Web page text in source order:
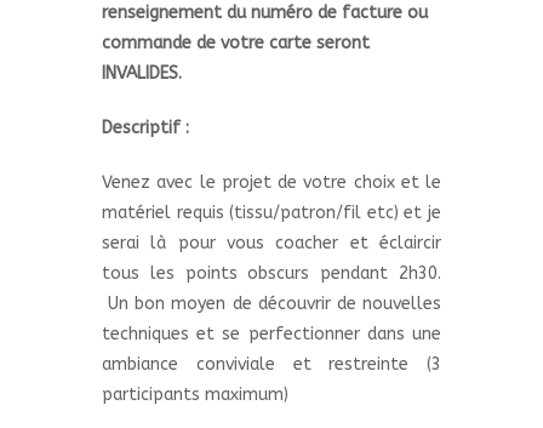
renseignement du numéro de facture ou
commande de votre carte seront
INVALIDES.
Descriptif :
Venez avec le projet de votre choix et le
matériel requis (tissu/patron/fil etc) et je
serai là pour vous coacher et éclaircir
tous les points obscurs pendant 2h30.
Un bon moyen de découvrir de nouvelles
techniques et se perfectionner dans une
ambiance conviviale et restreinte (3
participants maximum)